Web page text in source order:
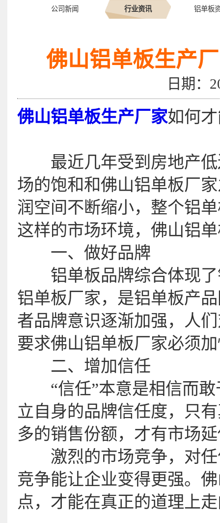
公司新闻 行业资讯 铝单板
佛山铝单板生产
日期
佛山铝单板生产厂家如何
最近几年受到房地产低
场的饱和和佛山铝单板厂
润空间不断缩小，整个铝
这样的市场环境，佛山铝
一、做好品牌
铝单板品牌综合体现了
铝单板厂家，是铝单板产
者品牌意识逐渐加强，人
要求佛山铝单板厂家必须
二、增加信任
“信任”本意是相信而敢
立自身的品牌信任度，只
多的销售份额，才有市场
激烈的市场竞争，对任
竞争能让企业变得更强。
点，才能在真正的道理上